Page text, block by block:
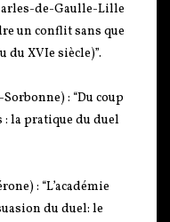
de-Gaulle-Lille
un conflit sans que
du XVIe siècle)”.
: “Du coup
: la pratique du duel
: “L’académie
du duel: le